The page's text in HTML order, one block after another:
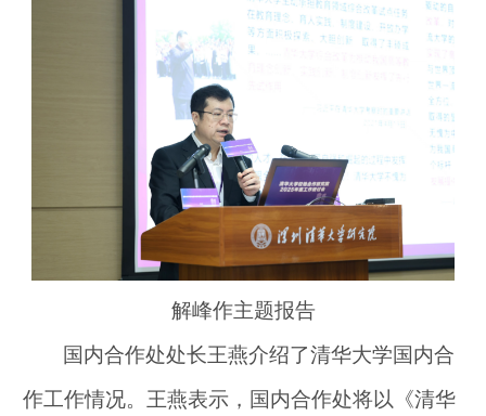
解峰作主题报告
国内合作处处长王燕介绍了清华大学国内合
作工作情况。王燕表示，国内合作处将以《清华